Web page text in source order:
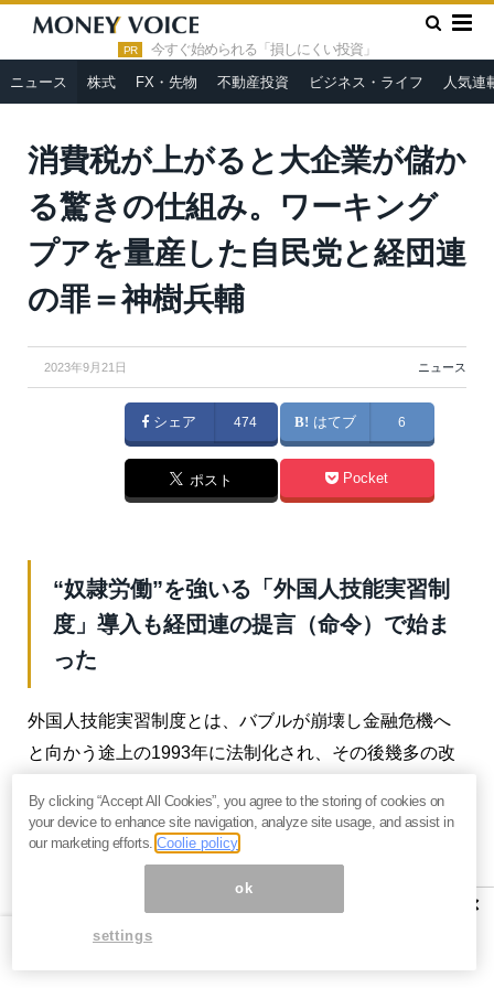
PR 今すぐ始められる「損しにくい投資」
ニュース 株式 FX・先物 不動産投資 ビジネス・ライフ 人気連
HOME » ニュース »
消費税が上がると大企業が儲かる驚きの仕
組み。ワーキングプアを量産した自民党と経団連の罪＝神樹兵輔
消費税が上がると大企業が儲か
る驚きの仕組み。ワーキング
プアを量産した自民党と経団連
の罪＝神樹兵輔
2023年9月21日 ニュース
シェア 474 はてブ 6
ポスト Pocket
“奴隷労働”を強いる「外国人技能実習制
度」導入も経団連の提言（命令）で始ま
った
外国人技能実習制度とは、バブルが崩壊し金融危機へ
と向かう途上の1993年に法制化され、その後幾多の改
です。2023年で発足以来、すでに31年にもおよぶ制度
なのです。
この制度ゆえに、日本で働く外国人技能実習生は年々
増え続け、2011年には13万人だったものが、2020年末
×
By clicking “Accept All Cookies”, you agree to the storing of cookies on
your device to enhance site navigation, analyze site usage, and assist in
our marketing efforts.Coolie policy
ok
settings